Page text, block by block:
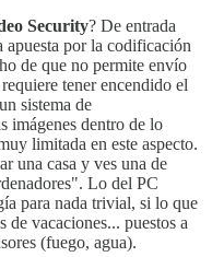
Security? De entrada
apuesta por la codificación
de que no permite envío
tener encendido el
sistema de
imágenes dentro de lo
limitada en este aspecto.
una casa y ves una de
Lo del PC
para nada trivial, si lo que
vacaciones... puestos a
(fuego, agua).